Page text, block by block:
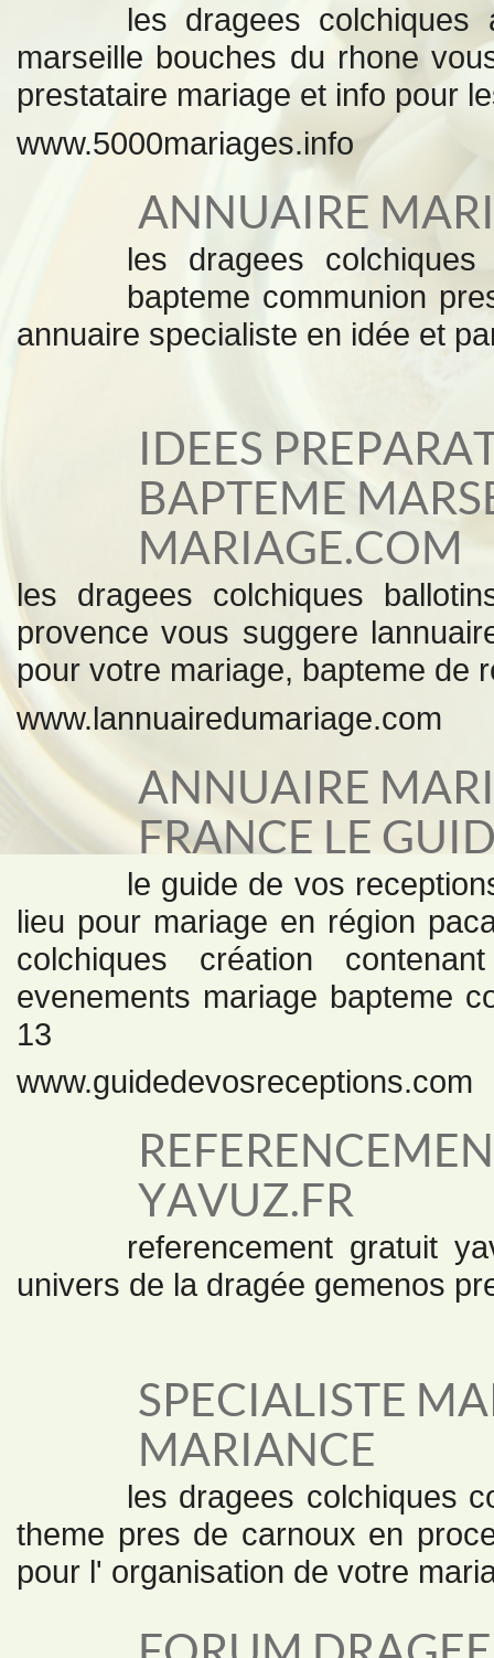
les dragees
marseille bouches du rhone
prestataire mariage et info pour
www.5000mariages.info
ANNUAIRE
les dragees
bapteme communion
annuaire specialiste en idée et
IDEES
BAPTEME
MARIAGE.COM
les dragees colchiques
provence vous suggere
pour votre mariage, bapteme de
www.lannuairedumariage.com
ANNUAIRE
FRANCE LE
le guide de vos
lieu pour mariage en région
colchiques création
evenements mariage bapteme
13
www.guidedevosreceptions.com
YAVUZ.FR
referencement gratuit
univers de la dragée gemenos
SPECIALISTE
MARIANCE
les dragees colchiques
theme pres de carnoux en
pour l' organisation de votre